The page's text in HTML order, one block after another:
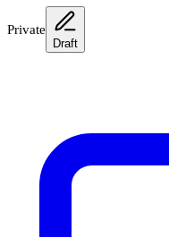
Private
Draft